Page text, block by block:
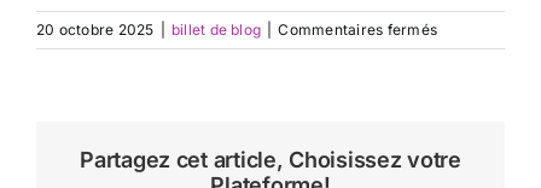
20 octobre 2025 billet de blog Commentaires ferméssur
Pourquoi
?
On
Partagez cet article, Choisissez votre